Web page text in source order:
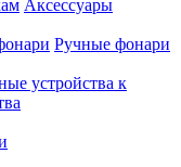
Аксессуары
Ручные фонари
устройства к